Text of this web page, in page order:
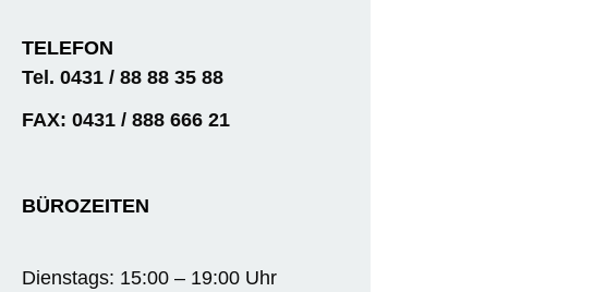
TELEFON
Tel. 0431 / 88 88 35 88
FAX: 0431 / 888 666 21
BÜROZEITEN
Dienstags: 15:00 – 19:00 Uhr